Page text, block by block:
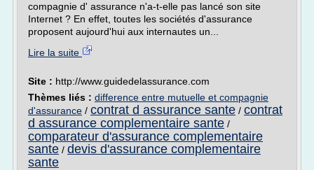
compagnie d' assurance n'a-t-elle pas lancé son site
Internet ? En effet, toutes les sociétés d'assurance
proposent aujourd'hui aux internautes un...
Lire la suite
Site : http://www.guidedelassurance.com
Thèmes liés : difference entre mutuelle et compagnie
d'assurance / contrat d assurance sante / contrat
d assurance complementaire sante /
comparateur d'assurance complementaire
sante / devis d'assurance complementaire
sante